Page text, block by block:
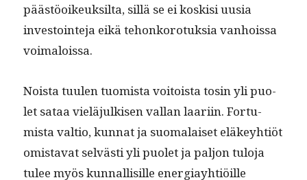
päästöoikeuk­sil­ta, sil­lä se ei koskisi uusia
investoin­te­ja eikä tehonko­ro­tuk­sia van­hois­sa
voimaloissa.
Noista tuulen tuomista voitoista tosin yli puo­
let sataa vieläjulkisen val­lan laari­in. For­tu­
mista val­tio, kun­nat ja suo­ma­laiset eläkey­htiöt
omis­ta­vat selvästi yli puo­let ja paljon tulo­ja
tulee myös kun­nal­lisille ener­giay­htiöille